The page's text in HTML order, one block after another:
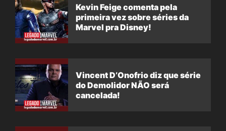
Kevin Feige comenta pela
primeira vez sobre séries da
Marvel pra Disney!
Vincent D’Onofrio diz que série
do Demolidor NÃO será
cancelada!